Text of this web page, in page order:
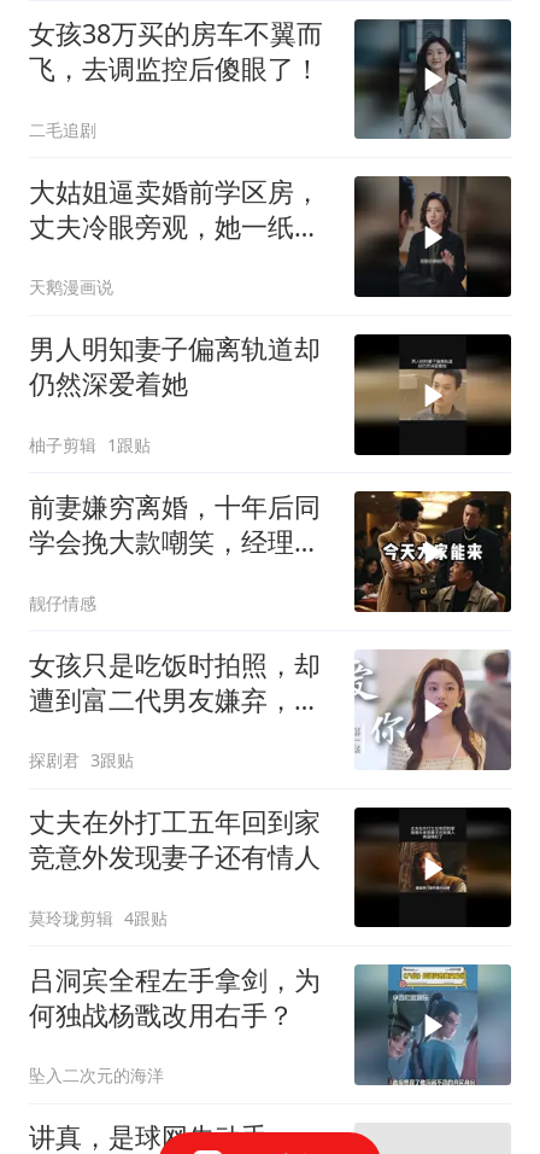
女孩38万买的房车不翼而
飞，去调监控后傻眼了！
二毛追剧
大姑姐逼卖婚前学区房，
丈夫冷眼旁观，她一纸协
天鹅漫画说
男人明知妻子偏离轨道却
仍然深爱着她
柚子剪辑 1跟贴
前妻嫌穷离婚，十年后同
学会挽大款嘲笑，经理却
靓仔情感
女孩只是吃饭时拍照，却
遭到富二代男友嫌弃，下
探剧君 3跟贴
丈夫在外打工五年回到家
竞意外发现妻子还有情人
莫玲珑剪辑 4跟贴
吕洞宾全程左手拿剑，为
何独战杨戬改用右手？
坠入二次元的海洋
讲真，是球网先动手